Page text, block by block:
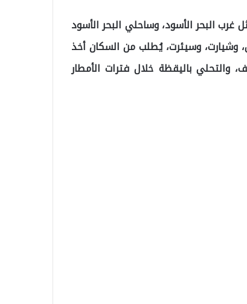
البحر الأسود، وساحلي البحر الأسود
وشيارت، وسيئرت، يُطلب من السكان أخذ
والتحلي باليقظة خلال فترات الأمطار